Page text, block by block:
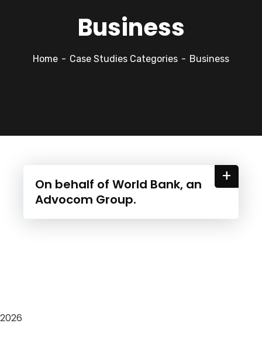
Business
Home Case Studies Categories Business
On behalf of World Bank, an
Advocom Group.
+
2026